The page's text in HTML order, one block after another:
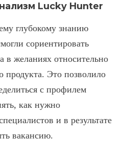
Lucky Hunter
глубокому знанию
сориентировать
в желаниях относительно
продукта. Это позволило
с профилем
как нужно
и в результате
вакансию.